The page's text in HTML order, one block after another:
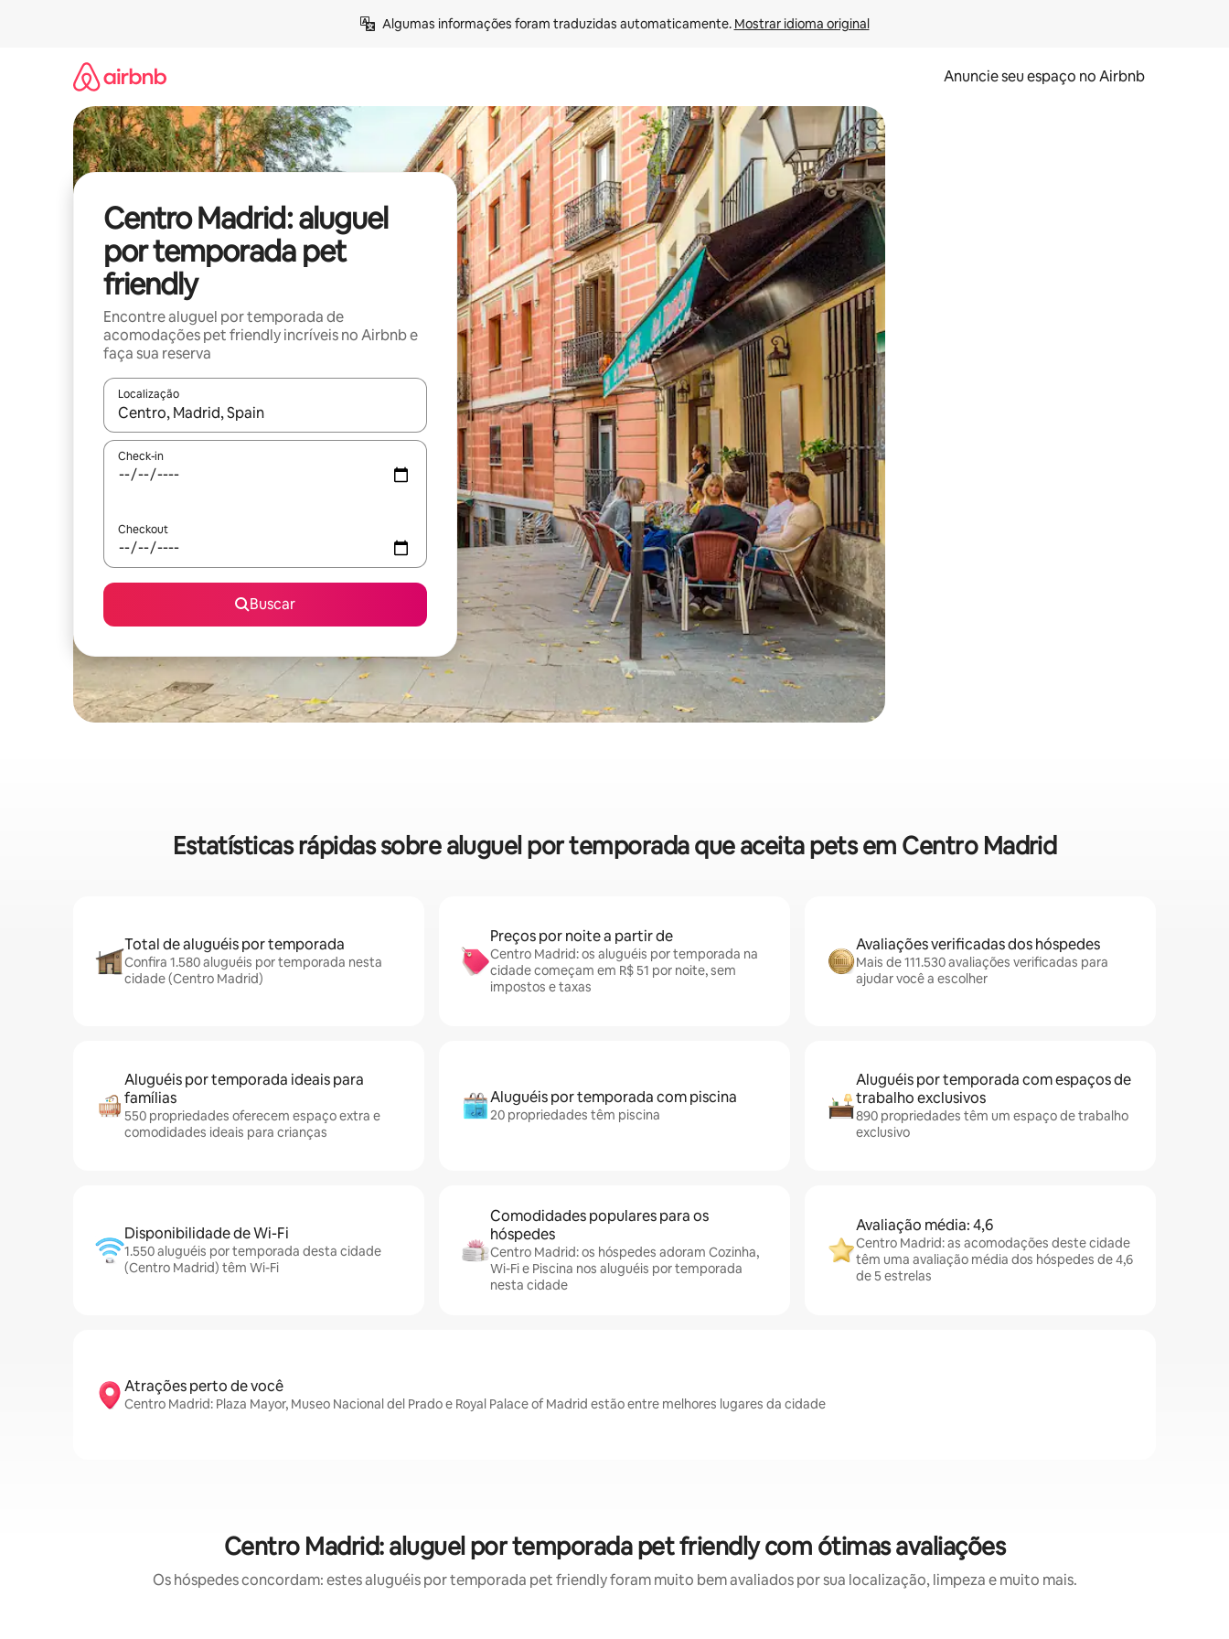
Algumas informações foram traduzidas automaticamente. Mostrar idioma original
Anuncie seu espaço no Airbnb
Centro Madrid: aluguel
por temporada pet
friendly
Encontre aluguel por temporada de
acomodações pet friendly incríveis no Airbnb e
faça sua reserva
Localização
Quando os resultados estiverem disponíveis, explore-os usando as seta para cima e para baixo do teclado ou tocando e deslizando o dedo na tela.
Check-in
Checkout
Buscar
Estatísticas rápidas sobre aluguel por temporada que aceita pets em Centro Madrid
Total de aluguéis por temporada
Confira 1.580 aluguéis por temporada nesta
cidade (Centro Madrid)
Preços por noite a partir de
Centro Madrid: os aluguéis por temporada na
cidade começam em R$ 51 por noite, sem
impostos e taxas
Avaliações verificadas dos hóspedes
Mais de 111.530 avaliações verificadas para
ajudar você a escolher
Aluguéis por temporada ideais para
famílias
550 propriedades oferecem espaço extra e
comodidades ideais para crianças
Aluguéis por temporada com piscina
20 propriedades têm piscina
Aluguéis por temporada com espaços de
trabalho exclusivos
890 propriedades têm um espaço de trabalho
exclusivo
Disponibilidade de Wi-Fi
1.550 aluguéis por temporada desta cidade
(Centro Madrid) têm Wi-Fi
Comodidades populares para os
hóspedes
Centro Madrid: os hóspedes adoram Cozinha,
Wi-Fi e Piscina nos aluguéis por temporada
nesta cidade
Avaliação média: 4,6
Centro Madrid: as acomodações deste cidade
têm uma avaliação média dos hóspedes de 4,6
de 5 estrelas
Atrações perto de você
Centro Madrid: Plaza Mayor, Museo Nacional del Prado e Royal Palace of Madrid estão entre melhores lugares da cidade
Centro Madrid: aluguel por temporada pet friendly com ótimas avaliações
Os hóspedes concordam: estes aluguéis por temporada pet friendly foram muito bem avaliados por sua localização, limpeza e muito mais.